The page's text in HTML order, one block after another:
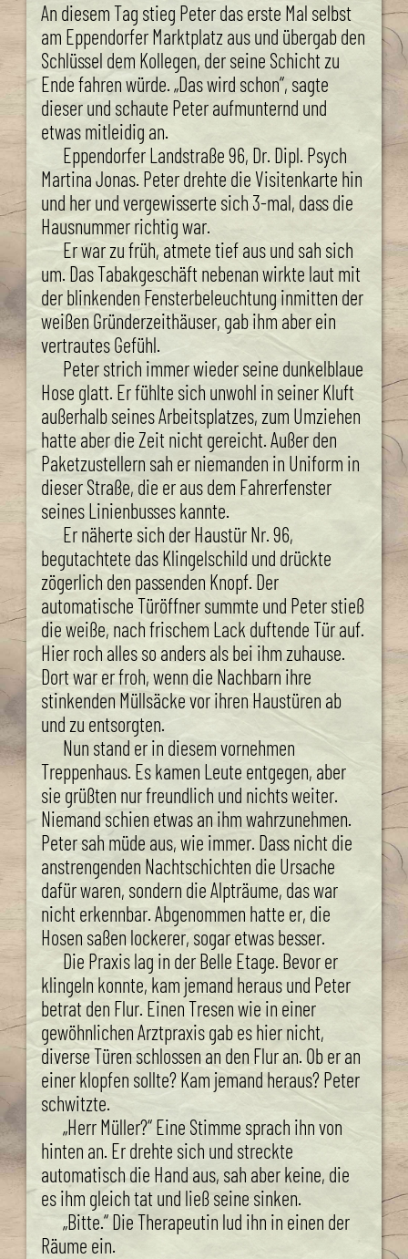
An diesem Tag stieg Peter das erste Mal selbst
am Eppendorfer Marktplatz aus und übergab den
Schlüssel dem Kollegen, der seine Schicht zu
Ende fahren würde. „Das wird schon“, sagte
dieser und schaute Peter aufmunternd und
etwas mitleidig an.
Eppendorfer Landstraße 96, Dr. Dipl. Psych
Martina Jonas. Peter drehte die Visitenkarte hin
und her und vergewisserte sich 3-mal, dass die
Hausnummer richtig war.
Er war zu früh, atmete tief aus und sah sich
um. Das Tabakgeschäft nebenan wirkte laut mit
der blinkenden Fensterbeleuchtung inmitten der
weißen Gründerzeithäuser, gab ihm aber ein
vertrautes Gefühl.
Peter strich immer wieder seine dunkelblaue
Hose glatt. Er fühlte sich unwohl in seiner Kluft
außerhalb seines Arbeitsplatzes, zum Umziehen
hatte aber die Zeit nicht gereicht. Außer den
Paketzustellern sah er niemanden in Uniform in
dieser Straße, die er aus dem Fahrerfenster
seines Linienbusses kannte.
Er näherte sich der Haustür Nr. 96,
begutachtete das Klingelschild und drückte
zögerlich den passenden Knopf. Der
automatische Türöffner summte und Peter stieß
die weiße, nach frischem Lack duftende Tür auf.
Hier roch alles so anders als bei ihm zuhause.
Dort war er froh, wenn die Nachbarn ihre
stinkenden Müllsäcke vor ihren Haustüren ab
und zu entsorgten.
Nun stand er in diesem vornehmen
Treppenhaus. Es kamen Leute entgegen, aber
sie grüßten nur freundlich und nichts weiter.
Niemand schien etwas an ihm wahrzunehmen.
Peter sah müde aus, wie immer. Dass nicht die
anstrengenden Nachtschichten die Ursache
dafür waren, sondern die Alpträume, das war
nicht erkennbar. Abgenommen hatte er, die
Hosen saßen lockerer, sogar etwas besser.
Die Praxis lag in der Belle Etage. Bevor er
klingeln konnte, kam jemand heraus und Peter
betrat den Flur. Einen Tresen wie in einer
gewöhnlichen Arztpraxis gab es hier nicht,
diverse Türen schlossen an den Flur an. Ob er an
einer klopfen sollte? Kam jemand heraus? Peter
schwitzte.
„Herr Müller?“ Eine Stimme sprach ihn von
hinten an. Er drehte sich und streckte
automatisch die Hand aus, sah aber keine, die
es ihm gleich tat und ließ seine sinken.
„Bitte.“ Die Therapeutin lud ihn in einen der
Räume ein.